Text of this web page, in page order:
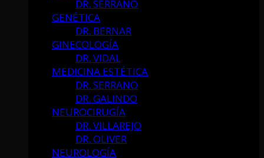
DR. SERRANO
GENÉTICA
DR. BERNAR
GINECOLOGÍA
DR. VIDAL
MEDICINA ESTÉTICA
DR. SERRANO
DR. GALINDO
NEUROCIRUGÍA
DR. VILLAREJO
DR. OLIVER
NEUROLOGÍA